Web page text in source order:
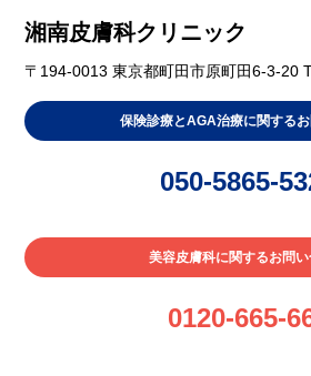
湘南皮膚科クリニック
〒194-0013 東京都町田市原町田6-3-20
保険診療とAGA治療に関する
050-5865-
美容皮膚科に関するお問
0120-665-